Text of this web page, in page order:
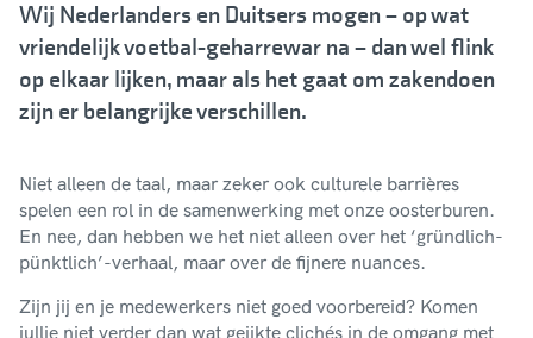
Wij Nederlanders en Duitsers mogen – op wat
vriendelijk voetbal-geharrewar na – dan wel flink
op elkaar lijken, maar als het gaat om zakendoen
zijn er belangrijke verschillen.
Niet alleen de taal, maar zeker ook culturele barrières
spelen een rol in de samenwerking met onze oosterburen.
En nee, dan hebben we het niet alleen over het ‘gründlich-
pünktlich’-verhaal, maar over de fijnere nuances.
Zijn jij en je medewerkers niet goed voorbereid? Komen
jullie niet verder dan wat geijkte clichés in de omgang met